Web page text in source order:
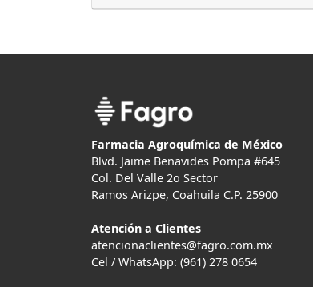
Farmacia Agroquímica de México
Blvd. Jaime Benavides Pompa #645
Col. Del Valle 2o Sector
Ramos Arizpe, Coahuila C.P. 25900
Atención a Clientes
atencionaclientes@fagro.com.mx
Cel / WhatsApp: (961) 278 0654